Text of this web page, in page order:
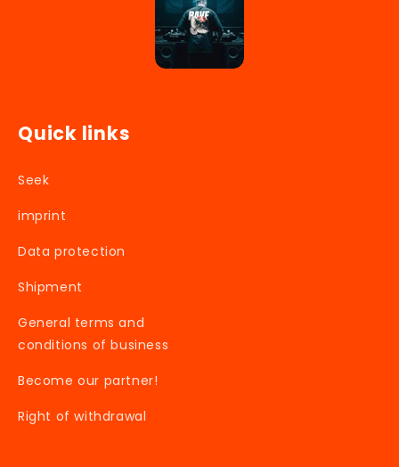
Quick links
Seek
imprint
Data protection
Shipment
General terms and
conditions of business
Become our partner!
Right of withdrawal